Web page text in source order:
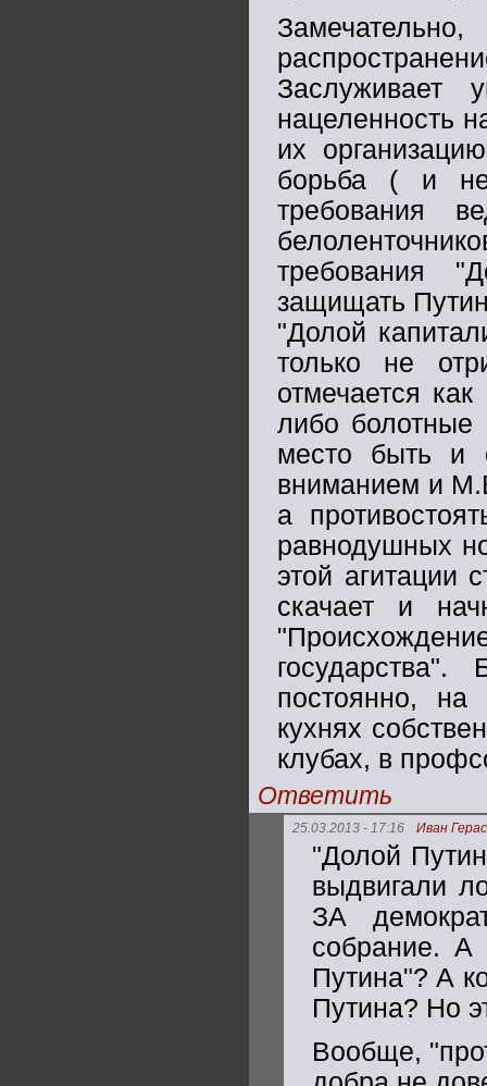
Заслуживает
нацеленность
их
борьба ( и не
требования
требования
защищать
"Долой
только не
отмечается
либо болотные
место быть и
вниманием и
а
равнодушных
этой агитации
скачает и
постоянно,
кухнях
клубах, в
Ответить
25.03.2013 - 17:16 Иван
"Долой
выдвигали
ЗА
собрание. А
Путина"? А
Путина? Но
Вообще,